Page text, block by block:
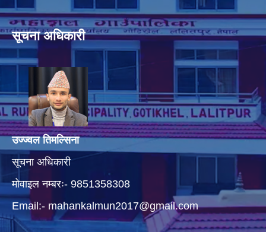
सूचना अधिकारी
उज्ज्वल तिमल्सिना
सूचना अधिकारी
मोवाइल नम्बरः- 9851358308
Email:- mahankalmun2017@gmail.com